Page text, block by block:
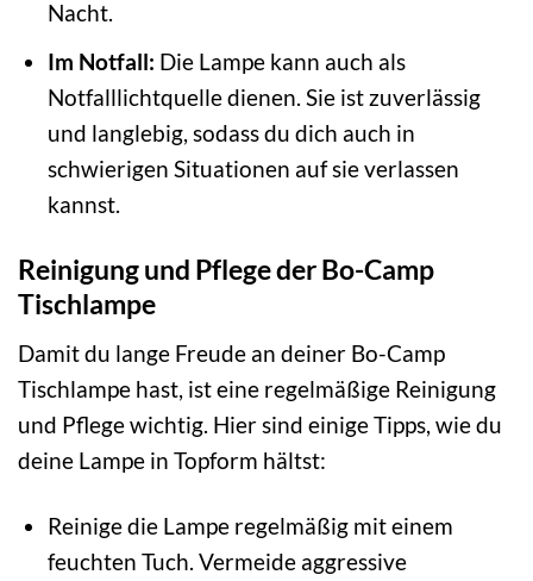
Nacht.
Im Notfall: Die Lampe kann auch als
Notfalllichtquelle dienen. Sie ist zuverlässig
und langlebig, sodass du dich auch in
schwierigen Situationen auf sie verlassen
kannst.
Reinigung und Pflege der Bo-Camp
Tischlampe
Damit du lange Freude an deiner Bo-Camp
Tischlampe hast, ist eine regelmäßige Reinigung
und Pflege wichtig. Hier sind einige Tipps, wie du
deine Lampe in Topform hältst:
Reinige die Lampe regelmäßig mit einem
feuchten Tuch. Vermeide aggressive